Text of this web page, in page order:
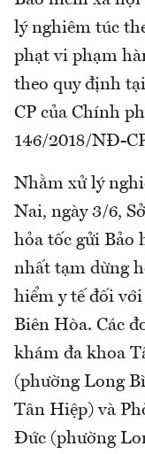
lý nghiêm túc
phạt vi phạm
theo quy định
CP của Chính
146/2018/NĐ-
Nhằm xử lý
Nai, ngày 3/6,
hỏa tốc gửi Bảo
nhất tạm dừng
hiểm y tế đối
Biên Hòa. Các
khám đa khoa
(phường Long
Tân Hiệp) và
Đức (phường